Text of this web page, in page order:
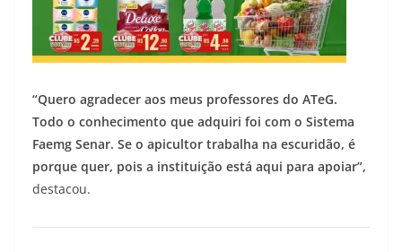
“Quero agradecer aos meus professores do ATeG.
Todo o conhecimento que adquiri foi com o Sistema
Faemg Senar. Se o apicultor trabalha na escuridão, é
porque quer, pois a instituição está aqui para apoiar”,
destacou.